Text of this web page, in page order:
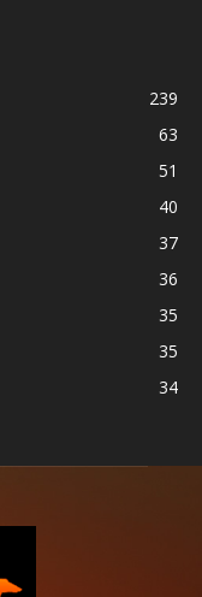
239
63
51
40
37
36
35
35
34